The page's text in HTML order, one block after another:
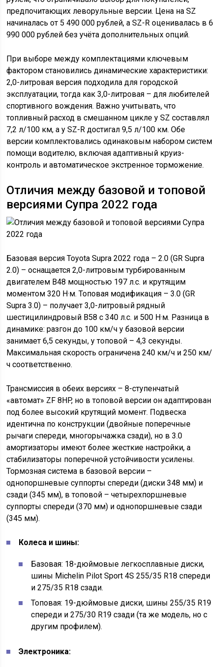
предпочитающих леворульные версии. Цена на SZ
начиналась от 5 490 000 рублей, а SZ-R оценивалась в 6
990 000 рублей без учёта дополнительных опций.
При выборе между комплектациями ключевым
фактором становились динамические характеристики:
2,0-литровая версия подходила для городской
эксплуатации, тогда как 3,0-литровая – для любителей
спортивного вождения. Важно учитывать, что
топливный расход в смешанном цикле у SZ составлял
7,2 л/100 км, а у SZ-R достигал 9,5 л/100 км. Обе
версии комплектовались одинаковым набором систем
помощи водителю, включая адаптивный круиз-
контроль и автоматическое экстренное торможение.
Отличия между базовой и топовой
версиями Супра 2022 года
Базовая версия Toyota Supra 2022 года – 2.0 (GR Supra
2.0) – оснащается 2,0-литровым турбированным
двигателем B48 мощностью 197 л.с. и крутящим
моментом 320 Н·м. Топовая модификация – 3.0 (GR
Supra 3.0) – получает 3,0-литровый рядный
шестицилиндровый B58 с 340 л.с. и 500 Н·м. Разница в
динамике: разгон до 100 км/ч у базовой версии
занимает 6,5 секунды, у топовой – 4,3 секунды.
Максимальная скорость ограничена 240 км/ч и 250 км/
ч соответственно.
Трансмиссия в обеих версиях – 8-ступенчатый
«автомат» ZF 8HP, но в топовой версии он адаптирован
под более высокий крутящий момент. Подвеска
идентична по конструкции (двойные поперечные
рычаги спереди, многорычажка сзади), но в 3.0
амортизаторы имеют более жесткие настройки, а
стабилизаторы поперечной устойчивости усилены.
Тормозная система в базовой версии –
однопоршневые суппорты спереди (диски 348 мм) и
сзади (345 мм), в топовой – четырехпоршневые
суппорты спереди (370 мм) и однопоршневые сзади
(345 мм).
Колеса и шины:
Базовая: 18-дюймовые легкосплавные диски,
шины Michelin Pilot Sport 4S 255/35 R18 спереди
и 275/35 R18 сзади.
Топовая: 19-дюймовые диски, шины 255/35 R19
спереди и 275/30 R19 сзади (та же модель, но с
другим профилем).
Электроника: